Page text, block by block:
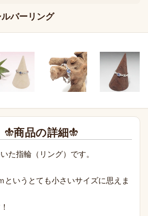
バーリング
1 / 4
商品の詳細
た指輪（リング）です。
というとても小さいサイズに思えま